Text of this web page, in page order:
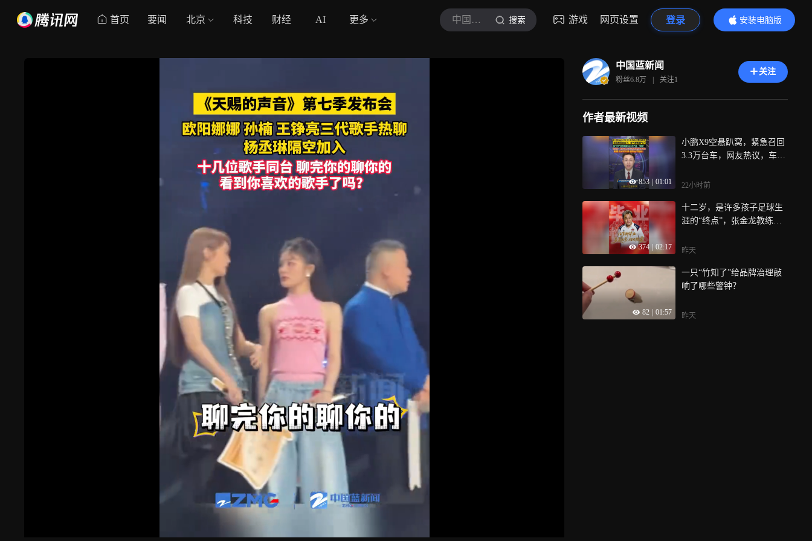
首页 要闻 北京 科技 财经 AI 更多 中国蓝新闻 搜索 游戏 网页设置 登录
安装电脑版
内容更精彩
中国蓝新闻
粉丝6.8万 | 关注1
关注
作者最新视频
853 01:01
小鹏X9空悬趴窝，紧急召回
3.3万台车，网友热议，车主
己的“鹏友”吗？小鹏回应：
隐患，空气悬架曾是百万豪
车才使用的硬件，如今成为3
进步，技术可以快，但安全
22小时前
374 | 02:17
十二岁，是许多孩子足球生
涯的“终点”，张金龙教练含
现实的无奈，这份告别虽令
对绿茵场最纯粹的眷恋，愿
这份热爱不被岁月磨灭，让
能毫无后顾之忧地自由生
昨天
82 01:57
一只“竹知了”给品牌治理敲
响了哪些警钟？
昨天